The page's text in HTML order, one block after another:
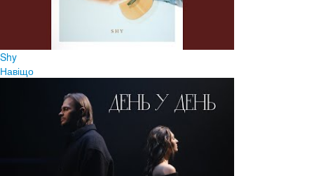
Shy
Навіщо